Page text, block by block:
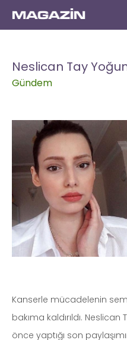
Neslican Tay
Gündem
Kanserle mücadelenin
bakıma kaldırıldı.
önce yaptığı son